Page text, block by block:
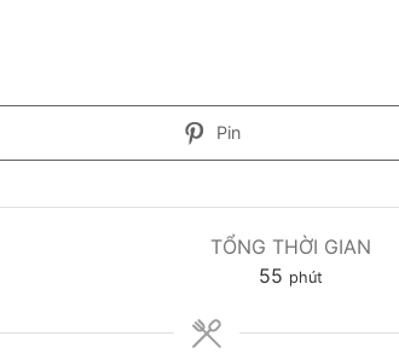
Pin
TỔNG THỜI GIAN
55 phút